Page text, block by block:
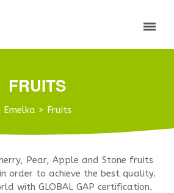
FRUITS
Emelka > Fruits
Pear, Apple and Stone fruits
order to achieve the best quality.
with GLOBAL GAP certification.